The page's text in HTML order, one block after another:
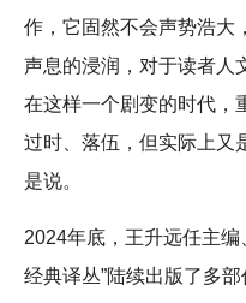
作，它固然不会声势浩大
声息的浸润，对于读者人
在这样一个剧变的时代，
过时、落伍，但实际上又
是说。
2024年底，王升远任主编
经典译丛”陆续出版了多